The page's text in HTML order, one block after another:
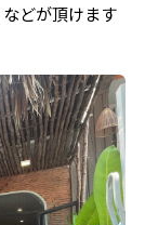
どが頂けます